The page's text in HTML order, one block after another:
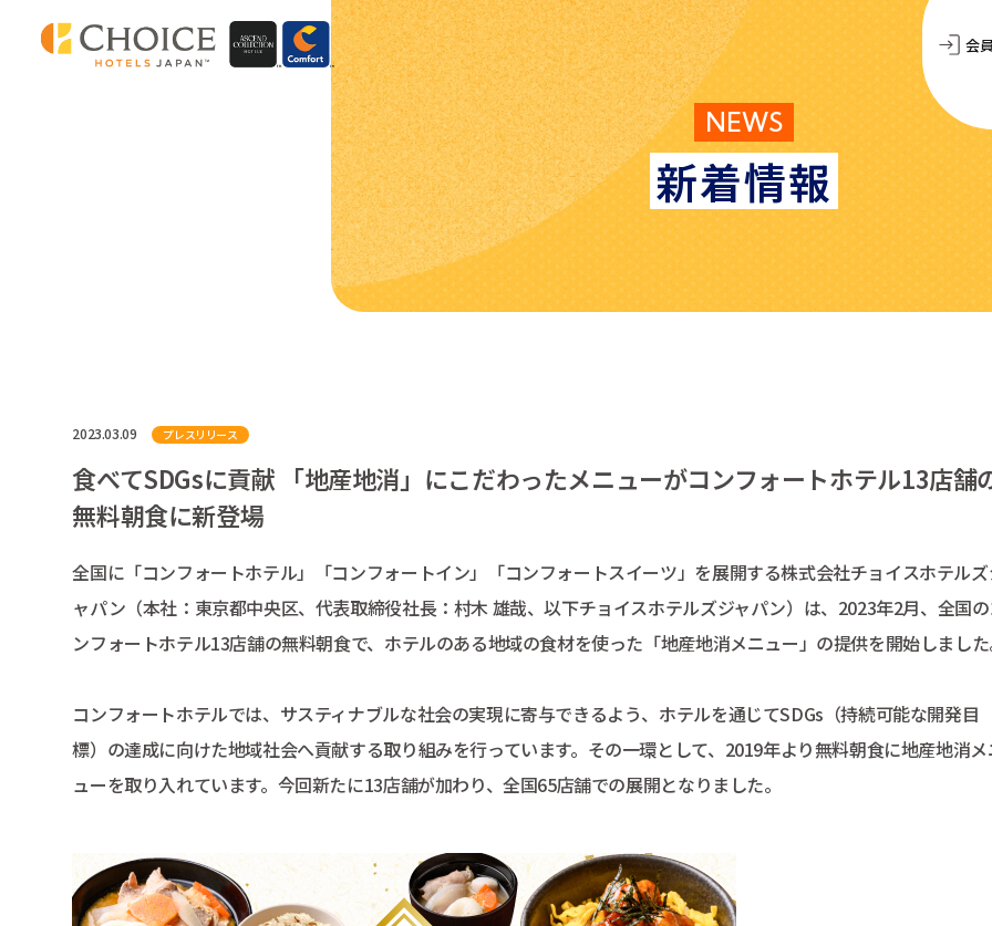
NEWS
新着情報
会
2023.03.09 プレスリリース
食べてSDGsに貢献 「地産地消」にこだわったメニューがコンフォートホテル13店舗
無料朝食に新登場
全国に「コンフォートホテル」「コンフォートイン」「コンフォートスイーツ」を展開する株式会社チョイスホテル
ャパン（本社：東京都中央区、代表取締役社長：村木 雄哉、以下チョイスホテルズジャパン）は、2023年2月、全国
ンフォートホテル13店舗の無料朝食で、ホテルのある地域の食材を使った「地産地消メニュー」の提供を開始しまし
コンフォートホテルでは、サスティナブルな社会の実現に寄与できるよう、ホテルを通じてSDGs（持続可能な開発目
標）の達成に向けた地域社会へ貢献する取り組みを行っています。その一環として、2019年より無料朝食に地産地消
ューを取り入れています。今回新たに13店舗が加わり、全国65店舗での展開となりました。